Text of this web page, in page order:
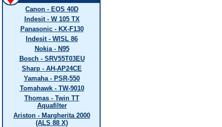
Canon - EOS 40D
Indesit - W 105 TX
Panasonic - KX-F130
Indesit - WISL 86
Nokia - N95
Bosch - SRV55T03EU
Sharp - AH-AP24CE
Yamaha - PSR-550
Tomahawk - TW-9010
Thomas - Twin TT
Aquafilter
Ariston - Margherita 2000
(ALS 88 X)